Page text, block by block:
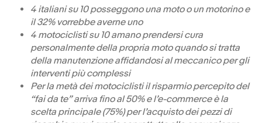
4 italiani su 10 posseggono una moto o un motorino e
il 32% vorrebbe averne uno
4 motociclisti su 10 amano prendersi cura
personalmente della propria moto quando si tratta
della manutenzione affidandosi al meccanico per gli
interventi più complessi
Per la metà dei motociclisti il risparmio percepito del
“fai da te” arriva fino al 50% e l’e-commerce è la
scelta principale (75%) per l’acquisto dei pezzi di